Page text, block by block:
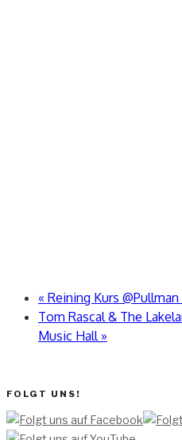
« Reining Kurs
Tom Rascal & The
Music Hall »
FOLGT UNS!